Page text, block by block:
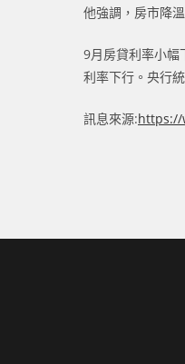
他強調，房市降
9月房貸利率小幅
利率下行。央行
訊息來源:https://